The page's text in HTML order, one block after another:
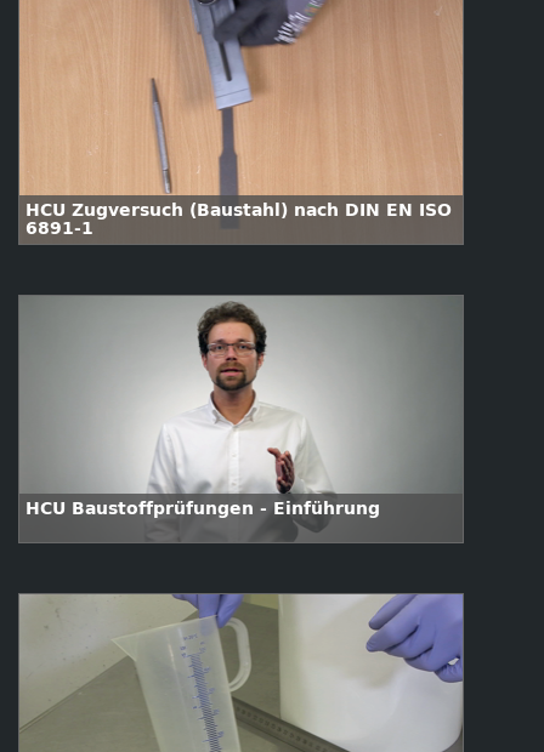
HCU Zugversuch (Baustahl) nach DIN EN ISO
6891-1
HCU Baustoffprüfungen - Einführung